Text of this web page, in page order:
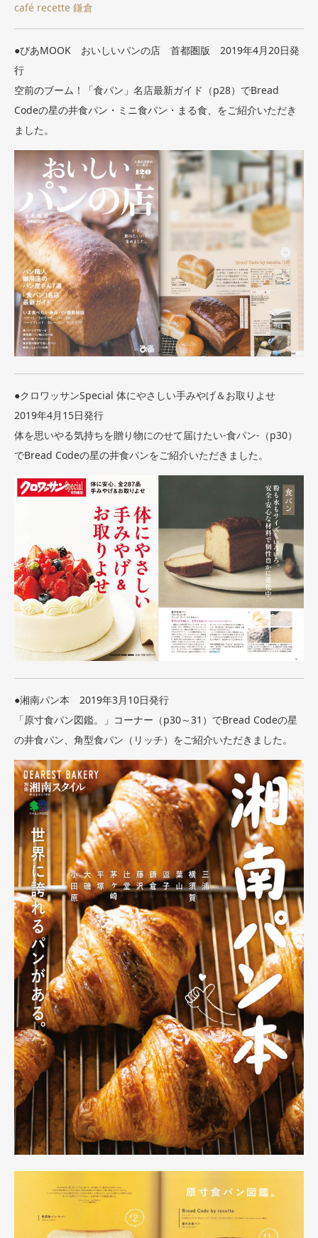
café recette 鎌倉
●ぴあMOOK おいしいパンの店 首都圏版 2019年4月20日発
行
空前のブーム！「食パン」名店最新ガイド（p28）でBread
Codeの星の井食パン・ミニ食パン・まる食、をご紹介いただき
ました。
●クロワッサンSpecial 体にやさしい手みやげ＆お取りよせ
2019年4月15日発行
体を思いやる気持ちを贈り物にのせて届けたい-食パン-（p30）
でBread Codeの星の井食パンをご紹介いただきました。
●湘南パン本 2019年3月10日発行
「原寸食パン図鑑。」コーナー（p30～31）でBread Codeの星
の井食パン、角型食パン（リッチ）をご紹介いただきました。